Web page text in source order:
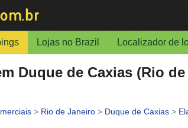
Lojas no Brazil Localizador de
Duque de Caxias (Rio
> Rio de Janeiro > Duque de Caxias >